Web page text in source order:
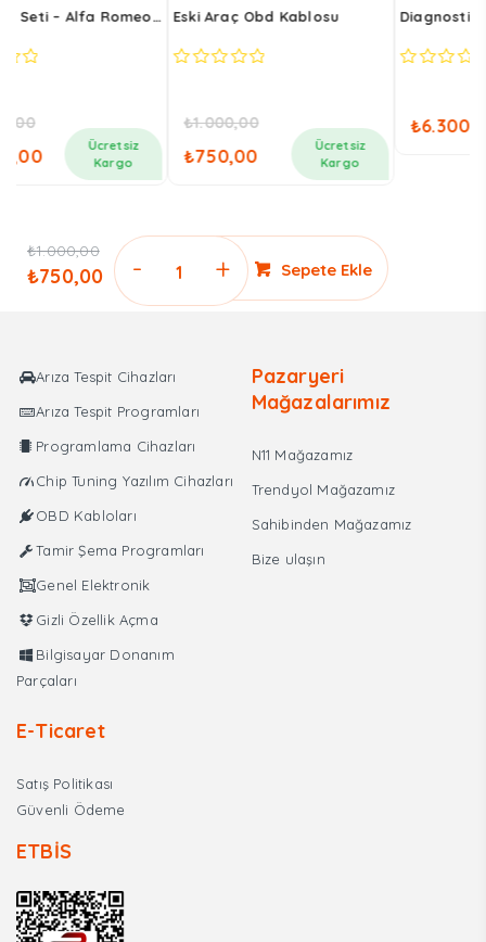
Eski Araç Obd Kablosu
5₺
Orijinal
fiyat:
₺ 750,00Şu
andaki
₺750,00.
Kargo
Diagnostik Kablosu –
5
6.300,00
Kargo
₺1.000,00
Orijinal
₺750,00Şu
andaki
Delphi
Cihazı
Kablosu
Led
Yedek
adet
Sepete Ekle
Arıza Tespit Cihazları
Arıza Tespit Programları
Programlama Cihazları
Chip Tuning Yazılım Cihazları
OBD Kabloları
Tamir Şema Programları
Genel Elektronik
Gizli Özellik Açma
Bilgisayar Donanım
Parçaları
Pazaryeri
Mağazalarımız
N11 Mağazamız
Trendyol Mağazamız
Sahibinden Mağazamız
Bize ulaşın
E-Ticaret
Satış Politikası
Güvenli Ödeme
ETBİS